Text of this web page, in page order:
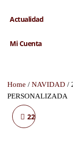
Actualidad
Mi Cuenta
Home / NAVIDAD /
PERSONALIZADA
224BOLA4